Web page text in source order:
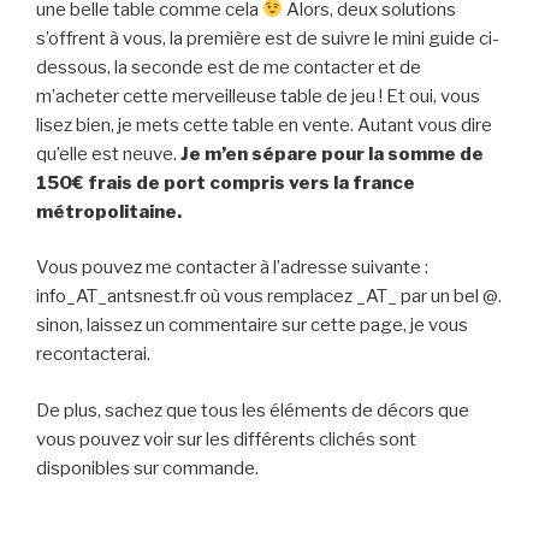
une belle table comme cela
Alors, deux solutions
s’offrent à vous, la première est de suivre le mini guide ci-
dessous, la seconde est de me contacter et de
m’acheter cette merveilleuse table de jeu ! Et oui, vous
lisez bien, je mets cette table en vente. Autant vous dire
qu’elle est neuve. Je m’en sépare pour la somme de
150€ frais de port compris vers la france
métropolitaine.
Vous pouvez me contacter à l’adresse suivante :
info_AT_antsnest.fr où vous remplacez _AT_ par un bel @.
sinon, laissez un commentaire sur cette page, je vous
recontacterai.
De plus, sachez que tous les éléments de décors que
vous pouvez voir sur les différents clichés sont
disponibles sur commande.